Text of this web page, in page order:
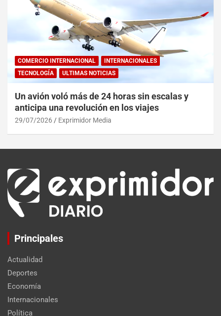
COMERCIO INTERNACIONAL
INTERNACIONALES
TECNOLOGÍA
ULTIMAS NOTICIAS
Un avión voló más de 24 horas sin escalas y
anticipa una revolución en los viajes
29/07/2026 Exprimidor Media
Principales
Actualidad
Deportes
Economía
Internacionales
Política